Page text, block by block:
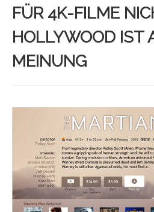
FÜR 4K-FILME
HOLLYWOOD IST
MEINUNG